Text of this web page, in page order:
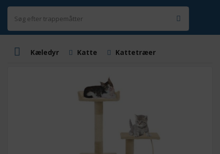
Kæledyr Katte Kattetræer